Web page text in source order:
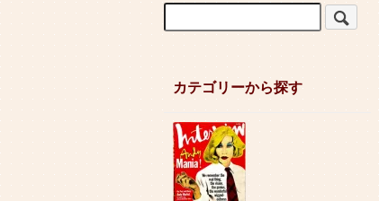
カテゴリーから探す